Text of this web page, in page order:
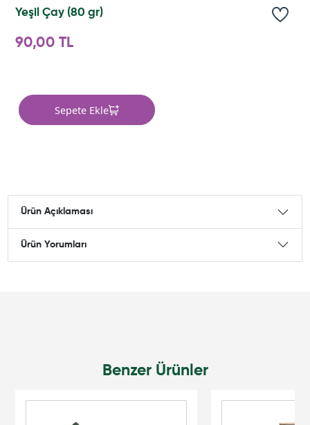
Yeşil Çay (80 gr)
90,00 TL
Sepete Ekle
Ürün Açıklaması
Ürün Yorumları
Benzer Ürünler